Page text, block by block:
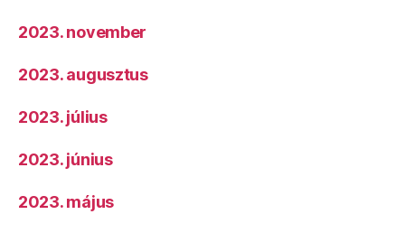
2023. november
2023. augusztus
2023. július
2023. június
2023. május